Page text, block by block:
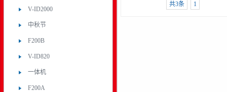
V-ID2000
中秋节
F200B
V-ID820
一体机
F200A
共3条 1